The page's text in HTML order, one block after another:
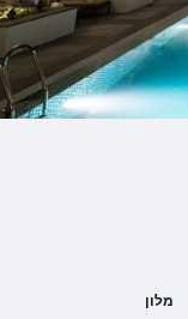
מלון